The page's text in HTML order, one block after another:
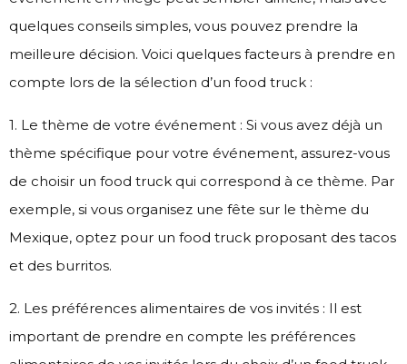
quelques conseils simples, vous pouvez prendre la
meilleure décision. Voici quelques facteurs à prendre en
compte lors de la sélection d’un food truck :
1. Le thème de votre événement : Si vous avez déjà un
thème spécifique pour votre événement, assurez-vous
de choisir un food truck qui correspond à ce thème. Par
exemple, si vous organisez une fête sur le thème du
Mexique, optez pour un food truck proposant des tacos
et des burritos.
2. Les préférences alimentaires de vos invités : Il est
important de prendre en compte les préférences